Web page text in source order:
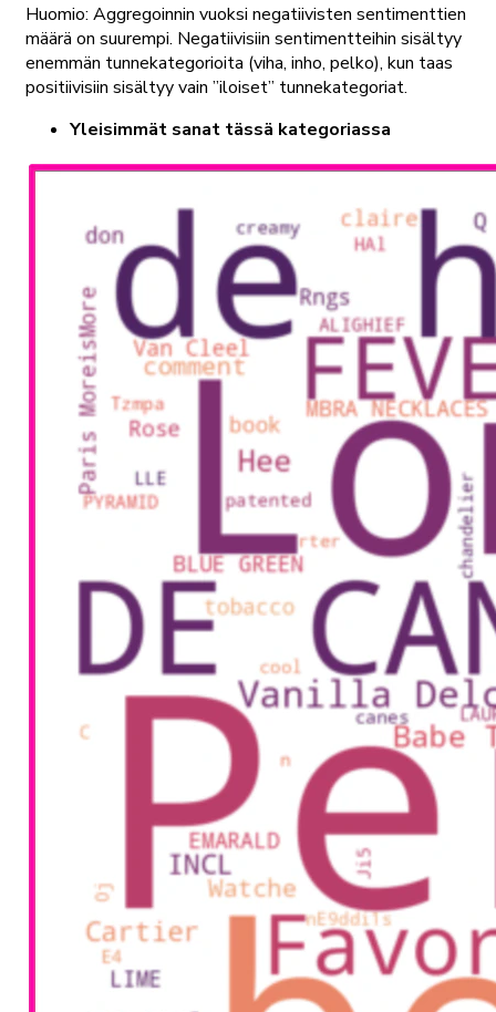
Huomio: Aggregoinnin vuoksi negatiivisten sentimenttien
määrä on suurempi. Negatiivisiin sentimentteihin sisältyy
enemmän tunnekategorioita (viha, inho, pelko), kun taas
positiivisiin sisältyy vain ”iloiset” tunnekategoriat.
Yleisimmät sanat tässä kategoriassa